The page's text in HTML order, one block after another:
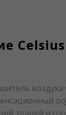
Сelsius
воздуха